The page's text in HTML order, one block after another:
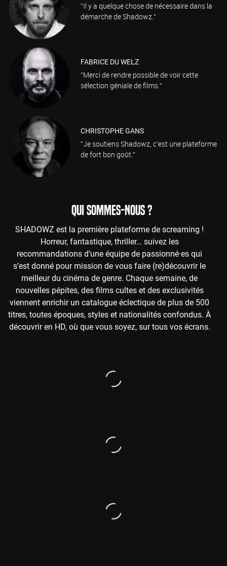
"Il y a quelque chose de nécessaire dans la
démarche de Shadowz."
FABRICE DU WELZ
"Merci de rendre possible de voir cette
sélection géniale de films."
CHRISTOPHE GANS
"Je soutiens Shadowz, c'est une plateforme
de fort bon goût."
QUI SOMMES-NOUS ?
SHADOWZ est la première plateforme de screaming !
Horreur, fantastique, thriller… suivez les
recommandations d’une équipe de passionné·es qui
s’est donné pour mission de vous faire (re)découvrir le
meilleur du cinéma de genre. Chaque semaine, de
nouvelles pépites, des films cultes et des exclusivités
viennent enrichir un catalogue éclectique de plus de 500
titres, toutes époques, styles et nationalités confondus. À
découvrir en HD, où que vous soyez, sur tous vos écrans.